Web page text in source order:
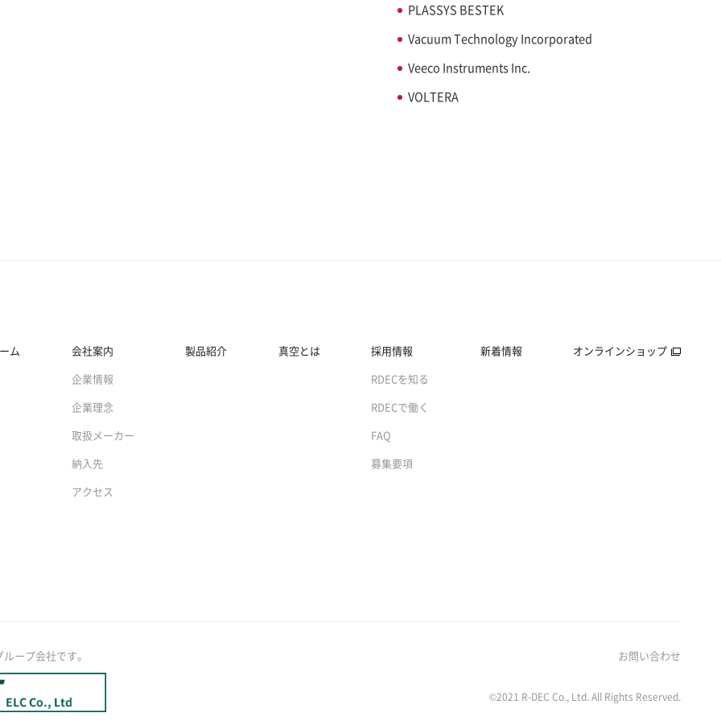
PLASSYS BESTEK
Vacuum Technology Incorporated
Veeco Instruments Inc.
VOLTERA
ム
会社案内
企業情報
企業理念
取扱メーカー
納入先
アクセス
製品紹介 真空とは
採用情報
RDECを知る
RDECで働く
FAQ
募集要項
新着情報 オンラインショップ
ープ会社です。 お問い合わせ
©2021 R-DEC Co., Ltd. All Rights Reserved.